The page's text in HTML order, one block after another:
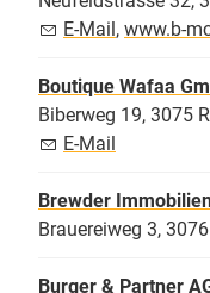
E-Mail, www.b-
Boutique Wafaa
Biberweg 19, 3075
E-Mail
Brewder
Brauereiweg 3,
Burger & Partner